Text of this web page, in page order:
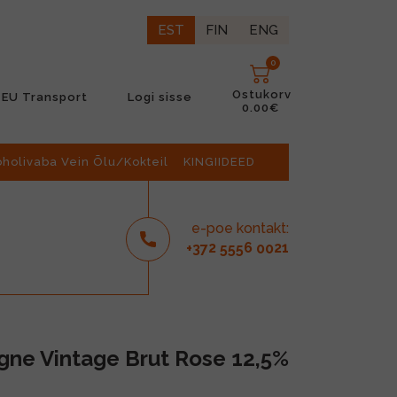
EST FIN ENG
EU Transport Logi sisse
0
Ostukorv
0.00€
Vein Õlu/Kokteil KINGIIDEED
e-poe kontakt:
+372 5556 0021
Vintage Brut Rose 12,5%